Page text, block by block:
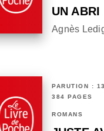
UN ABRI
Agnès
PARUTION :
384 PAGES
ROMANS